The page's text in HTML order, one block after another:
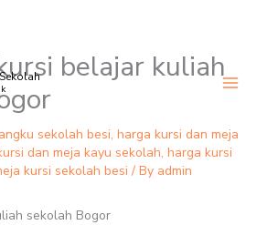
belajar kuliah
sekolah besi, harga kursi dan meja
dan meja kayu sekolah, harga kursi
kursi sekolah besi / By admin
sekolah Bogor